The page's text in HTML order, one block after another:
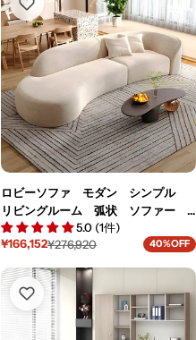
ロビーソファ モダン シンプル
リビングルーム 弧状 ソファー
セット BSF-K-035-kc
5.0 (1件)
セ
ル
¥166,152
通
価
¥276,920 40%OFF